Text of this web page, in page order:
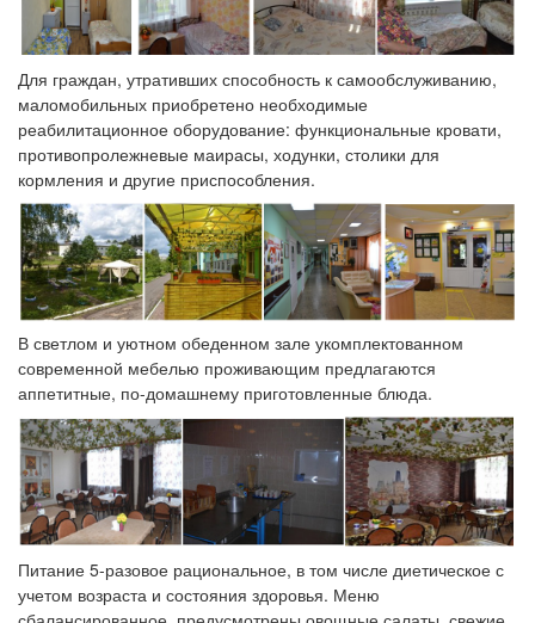
Для граждан, утративших способность к самообслуживанию,
маломобильных приобретено необходимые
реабилитационное оборудование: функциональные кровати,
противопролежневые маирасы, ходунки, столики для
кормления и другие приспособления.
В светлом и уютном обеденном зале укомплектованном
современной мебелью проживающим предлагаются
аппетитные, по-домашнему приготовленные блюда.
Питание 5-разовое рациональное, в том числе диетическое с
учетом возраста и состояния здоровья. Меню